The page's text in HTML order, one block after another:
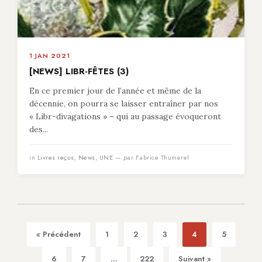
1 JAN 2021
[NEWS] LIBR-FÊTES (3)
En ce premier jour de l’année et même de la
décennie, on pourra se laisser entraîner par nos
« Libr-divagations » – qui au passage évoqueront
des...
in Livres reçus, News, UNE — par Fabrice Thumerel
« Précédent 1 2 3 4 5
6 7 ... 222 Suivant »